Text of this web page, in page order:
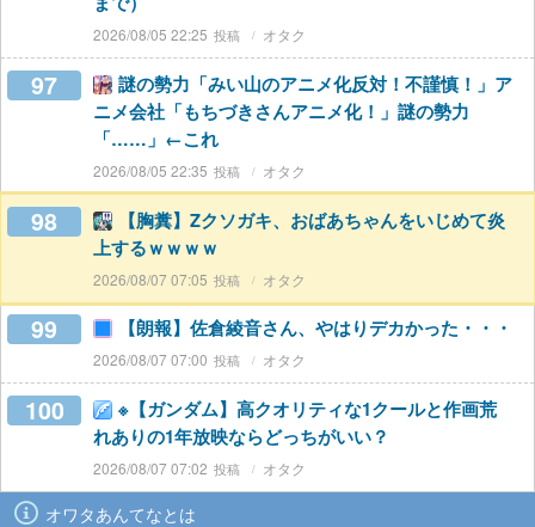
2026/08/05 22:25 オタク
97
謎の勢力「みい山のアニメ化反対！不謹慎！」ア
ニメ会社「もちづきさんアニメ化！」謎の勢力
「……」←これ
2026/08/05 22:35 オタク
98
【胸糞】Zクソガキ、おばあちゃんをいじめて炎
上するｗｗｗｗ
2026/08/07 07:05 オタク
99 【朗報】佐倉綾音さん、やはりデカかった・・・
2026/08/07 07:00 オタク
100
※【ガンダム】高クオリティな1クールと作画荒
れありの1年放映ならどっちがいい？
2026/08/07 07:02 オタク
オワタあんてなとは